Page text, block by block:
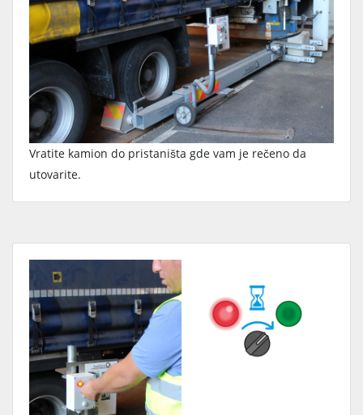
Vratite kamion do pristaništa gde vam je rečeno da
utovarite.